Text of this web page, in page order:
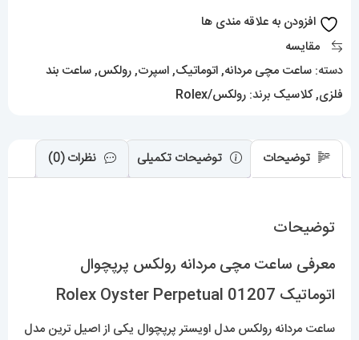
01207
Rolex
عدد
افزودن به علاقه مندی ها
مقایسه
دسته: ساعت مچی مردانه,اتوماتیک,اسپرت,رولکس,ساعت بند
فلزی,کلاسیک برند: رولکس/Rolex
توضیحات توضیحات تکمیلی نظرات (0)
توضیحات
معرفی ساعت مچی مردانه رولکس پرپچوال
اتوماتیک 01207 Rolex Oyster Perpetual
ساعت مردانه رولکس مدل اویستر پرپچوال یکی از اصیل ترین مدل